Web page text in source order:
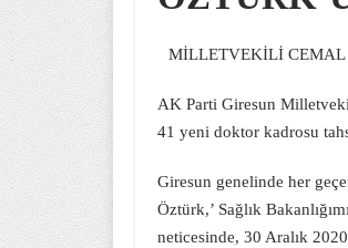
MİLLETVEKİLİ CEMAL
AK Parti Giresun
41 yeni doktor kadrosu
Giresun genelinde her
Öztürk,’ Sağlık
neticesinde, 30 Aralık